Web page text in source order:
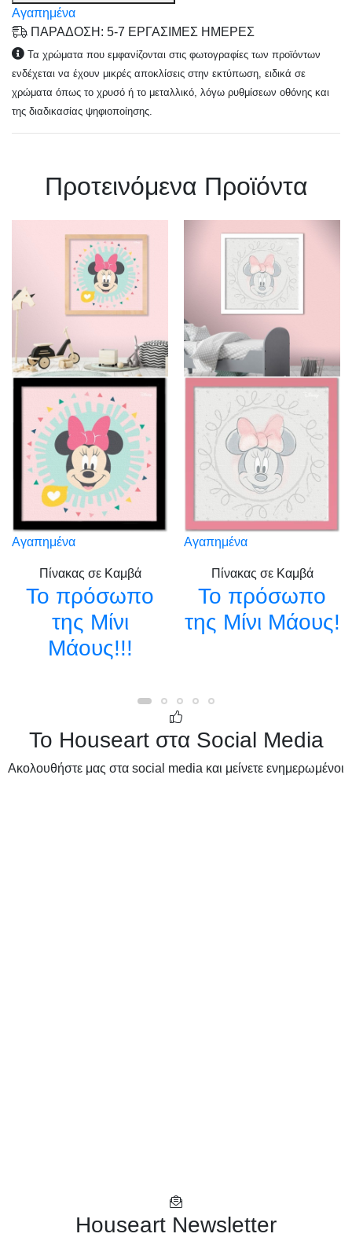
Αγαπημένα
ΠΑΡΑΔΟΣΗ: 5-7 ΕΡΓΑΣΙΜΕΣ ΗΜΕΡΕΣ
Τα χρώματα που εμφανίζονται στις φωτογραφίες των προϊόντων
ενδέχεται να έχουν μικρές αποκλίσεις στην εκτύπωση, ειδικά σε
χρώματα όπως το χρυσό ή το μεταλλικό, λόγω ρυθμίσεων οθόνης και
της διαδικασίας ψηφιοποίησης.
Πρoτεινόμενα Προϊόντα
Αγαπημένα
Πίνακας σε Καμβά
Το πρόσωπο
της Μίνι
Μάους!!!
Αγαπημένα
Πίνακας σε Καμβά
Το πρόσωπο
της Mίνι Μάους!
Το Houseart στα Social Media
Ακολουθήστε μας στα social media και μείνετε ενημερωμένοι
Houseart Newsletter